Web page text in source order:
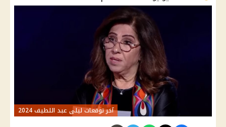
آخر توقعات ليلى عبد اللطيف 2024